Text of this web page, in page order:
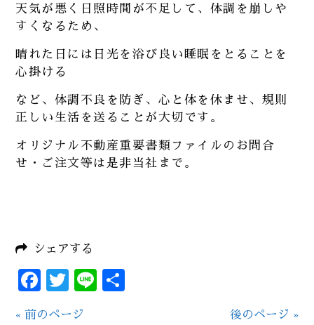
天気が悪く日照時間が不足して、体調を崩しや
すくなるため、
晴れた日には日光を浴び良い睡眠をとることを
心掛ける
など、体調不良を防ぎ、心と体を休ませ、規則
正しい生活を送ることが大切です。
オリジナル不動産重要書類ファイルのお問合
せ・ご注文等は是非当社まで。
シェアする
Facebook
Twitter
Line
« 前のページ 後のページ »